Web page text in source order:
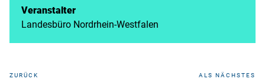
Veranstalter
Landesbüro Nordrhein-Westfalen
ZURÜCK ALS NÄCHSTES